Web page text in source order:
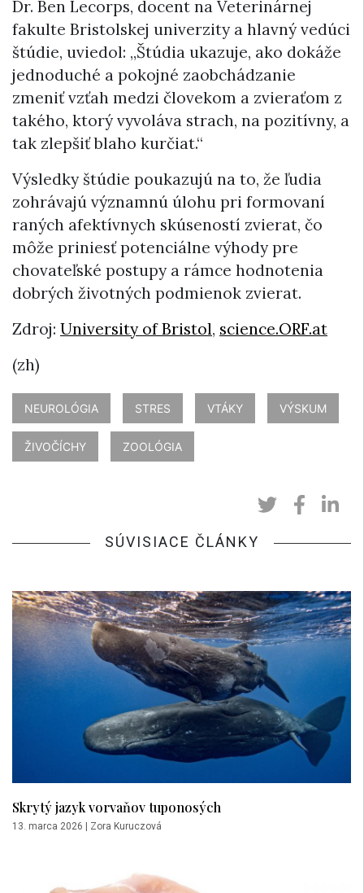
Dr. Ben Lecorps, docent na Veterinárnej
fakulte Bristolskej univerzity a hlavný vedúci
štúdie, uviedol: „Štúdia ukazuje, ako dokáže
jednoduché a pokojné zaobchádzanie
zmeniť vzťah medzi človekom a zvieraťom z
takého, ktorý vyvoláva strach, na pozitívny, a
tak zlepšiť blaho kurčiat.“
Výsledky štúdie poukazujú na to, že ľudia
zohrávajú významnú úlohu pri formovaní
raných afektívnych skúseností zvierat, čo
môže priniesť potenciálne výhody pre
chovateľské postupy a rámce hodnotenia
dobrých životných podmienok zvierat.
Zdroj: University of Bristol, science.ORF.at
(zh)
NEUROLÓGIA STRES VTÁKY VÝSKUM
ŽIVOČÍCHY ZOOLÓGIA
SÚVISIACE ČLÁNKY
Skrytý jazyk vorvaňov tuponosých
13. marca 2026 Zora Kuruczová